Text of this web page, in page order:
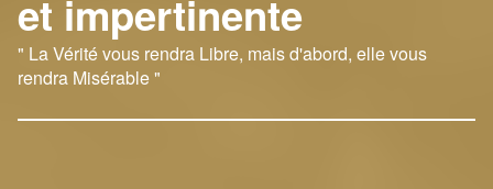
et impertinente
" La Vérité vous rendra Libre, mais d'abord, elle vous
rendra Misérable "